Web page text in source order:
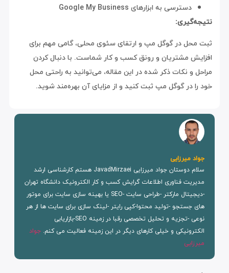
دسترسی به ابزارهای Google My Business
نتیجه‌گیری:
ثبت محل در گوگل مپ و ارتقای سئوی محلی، گامی مهم برای
افزایش مشتریان و رونق کسب و کار شماست. با دنبال کردن
مراحل و نکات ذکر شده در این مقاله، می‌توانید به راحتی محل
خود را در گوگل مپ ثبت کنید و از مزایای آن بهره‌مند شوید.
جواد میرزایی
سلام دوستان جواد میرزایی JavadMirzaei هستم کارشناسی ارشد
مدیریت فناوری اطلاعات گرایش کسب و کار الکترونیک دانشگاه تهران
-دیجیتال مارکتر -طراحی سایت -SEO یا بهینه سازی سایت برای موتور
های جستجو -تولید محتوا-کپی رایتر -لینک سازی برای سایت ها از هر
نوعی -تجزیه و تحلیل تخصصی رقبا در زمینه SEO-بازاریابی
الکترونیکی و خیلی کارهای دیگر در این زمینه فعالیت می کنم. جواد
میرزایی